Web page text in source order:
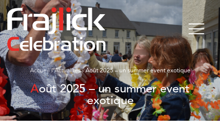
Accueil›Actualités›Août 2025 – un summer event exotique
Août 2025 – un summer event
exotique